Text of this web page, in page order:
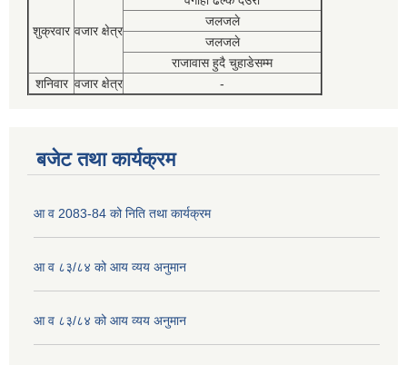
शुक्रवार वजार क्षेत्र
जलजले
जलजले
राजावास हुदै चुहाडेसम्म
शनिवार वजार क्षेत्र -
बजेट तथा कार्यक्रम
आ व 2083-84 को निति तथा कार्यक्रम
आ व ८३/८४ को आय व्यय अनुमान
आ व ८३/८४ को आय व्यय अनुमान